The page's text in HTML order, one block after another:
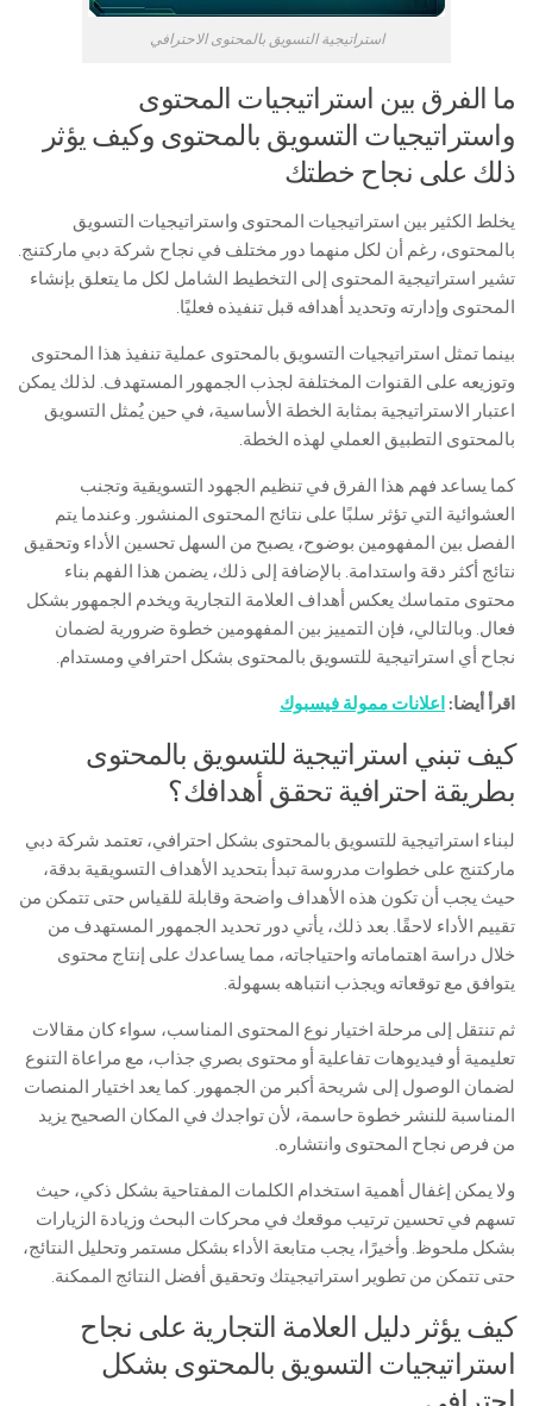
استراتيجية التسويق بالمحتوى الاحترافي
ما الفرق بين استراتيجيات المحتوى
واستراتيجيات التسويق بالمحتوى وكيف يؤثر
ذلك على نجاح خطتك
يخلط الكثير بين استراتيجيات المحتوى واستراتيجيات التسويق
بالمحتوى، رغم أن لكل منهما دور مختلف في نجاح شركة دبي ماركتنج.
تشير استراتيجية المحتوى إلى التخطيط الشامل لكل ما يتعلق بإنشاء
المحتوى وإدارته وتحديد أهدافه قبل تنفيذه فعليًا.
بينما تمثل استراتيجيات التسويق بالمحتوى عملية تنفيذ هذا المحتوى
وتوزيعه على القنوات المختلفة لجذب الجمهور المستهدف. لذلك يمكن
اعتبار الاستراتيجية بمثابة الخطة الأساسية، في حين يُمثل التسويق
بالمحتوى التطبيق العملي لهذه الخطة.
كما يساعد فهم هذا الفرق في تنظيم الجهود التسويقية وتجنب
العشوائية التي تؤثر سلبًا على نتائج المحتوى المنشور. وعندما يتم
الفصل بين المفهومين بوضوح، يصبح من السهل تحسين الأداء وتحقيق
نتائج أكثر دقة واستدامة. بالإضافة إلى ذلك، يضمن هذا الفهم بناء
محتوى متماسك يعكس أهداف العلامة التجارية ويخدم الجمهور بشكل
فعال. وبالتالي، فإن التمييز بين المفهومين خطوة ضرورية لضمان
نجاح أي استراتيجية للتسويق بالمحتوى بشكل احترافي ومستدام.
اقرأ أيضا: اعلانات ممولة فيسبوك
كيف تبني استراتيجية للتسويق بالمحتوى
بطريقة احترافية تحقق أهدافك؟
لبناء استراتيجية للتسويق بالمحتوى بشكل احترافي، تعتمد شركة دبي
ماركتنج على خطوات مدروسة تبدأ بتحديد الأهداف التسويقية بدقة،
حيث يجب أن تكون هذه الأهداف واضحة وقابلة للقياس حتى تتمكن من
تقييم الأداء لاحقًا. بعد ذلك، يأتي دور تحديد الجمهور المستهدف من
خلال دراسة اهتماماته واحتياجاته، مما يساعدك على إنتاج محتوى
يتوافق مع توقعاته ويجذب انتباهه بسهولة.
ثم تنتقل إلى مرحلة اختيار نوع المحتوى المناسب، سواء كان مقالات
تعليمية أو فيديوهات تفاعلية أو محتوى بصري جذاب، مع مراعاة التنوع
لضمان الوصول إلى شريحة أكبر من الجمهور. كما يعد اختيار المنصات
المناسبة للنشر خطوة حاسمة، لأن تواجدك في المكان الصحيح يزيد
من فرص نجاح المحتوى وانتشاره.
ولا يمكن إغفال أهمية استخدام الكلمات المفتاحية بشكل ذكي، حيث
تسهم في تحسين ترتيب موقعك في محركات البحث وزيادة الزيارات
بشكل ملحوظ. وأخيرًا، يجب متابعة الأداء بشكل مستمر وتحليل النتائج،
حتى تتمكن من تطوير استراتيجيتك وتحقيق أفضل النتائج الممكنة.
كيف يؤثر دليل العلامة التجارية على نجاح
استراتيجيات التسويق بالمحتوى بشكل